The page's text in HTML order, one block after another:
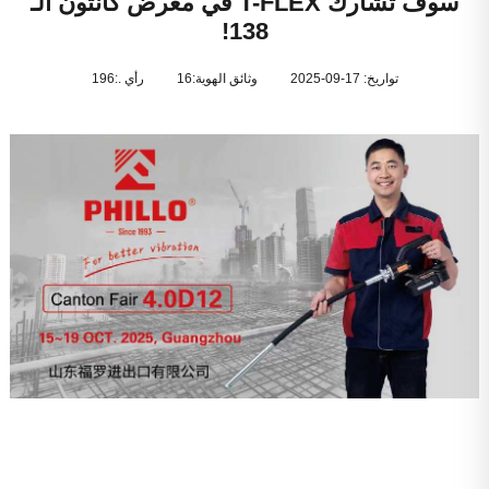
138!
تواريخ: 17-09-2025 وثائق الهوية:16 رأي .:196